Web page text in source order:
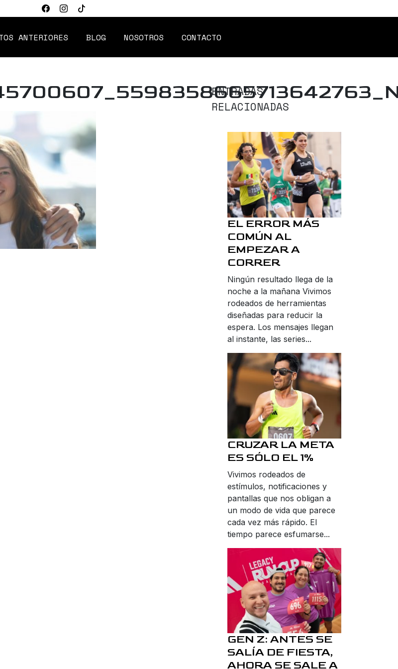
ANTERIORES BLOG NOSOTROS CONTACTO
ENTRADAS
RELACIONADAS
EL ERROR MÁS
COMÚN AL
EMPEZAR A
CORRER
Ningún resultado llega de la
noche a la mañana Vivimos
rodeados de herramientas
diseñadas para reducir la
espera. Los mensajes llegan
al instante, las series...
CRUZAR LA META
ES SÓLO EL 1%
Vivimos rodeados de
estímulos, notificaciones y
pantallas que nos obligan a
un modo de vida que parece
cada vez más rápido. El
tiempo parece esfumarse...
GEN Z: ANTES SE
SALÍA DE FIESTA,
AHORA SE SALE A